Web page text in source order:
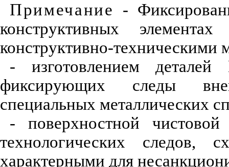
Примечание -
конструктивных
конструктивно-техническими
- изготовлением
фиксирующих следы
специальных металлических
- поверхностной
технологических следов,
характерными для